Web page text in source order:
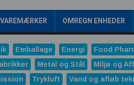
OMREGN ENHEDER
Emballage Energi Food
Metal og Stål Miljø og
Trykluft Vand og afløb